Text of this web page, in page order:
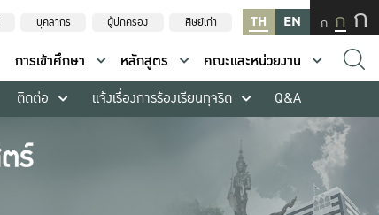
บุคลากร ผู้ปกครอง ศิษย์เก่า TH EN ก ก ก
การเข้าศึกษา หลักสูตร
คณะและหน่วยงาน
ติดต่อ แจ้งเรื่องการร้องเรียนทุจริต Q&A